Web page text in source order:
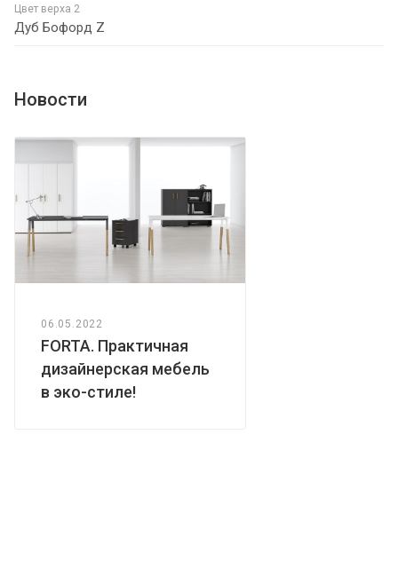
Цвет верха 2
Дуб Бофорд Z
Новости
06.05.2022
FORTA. Практичная
дизайнерская мебель
в эко-стиле!